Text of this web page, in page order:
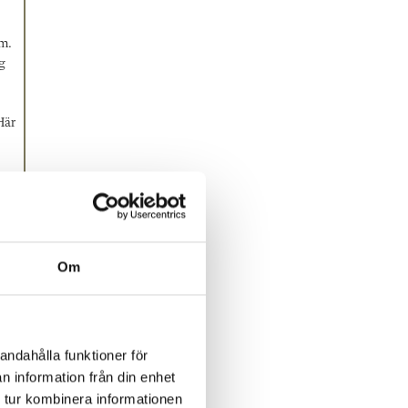
Om
funktioner för
information från din enhet
kombinera informationen